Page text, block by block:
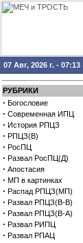
07 Авг, 2026 г. - 07:13
РУБРИКИ
· Богословие
· Современная ИПЦ
· История РПЦЗ
· РПЦЗ(В)
· РосПЦ
· Развал РосПЦ(Д)
· Апостасия
· МП в картинках
· Распад РПЦЗ(МП)
· Развал РПЦЗ(В-В)
· Развал РПЦЗ(В-А)
· Развал РИПЦ
· Развал РПАЦ